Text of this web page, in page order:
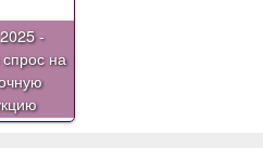
-
на